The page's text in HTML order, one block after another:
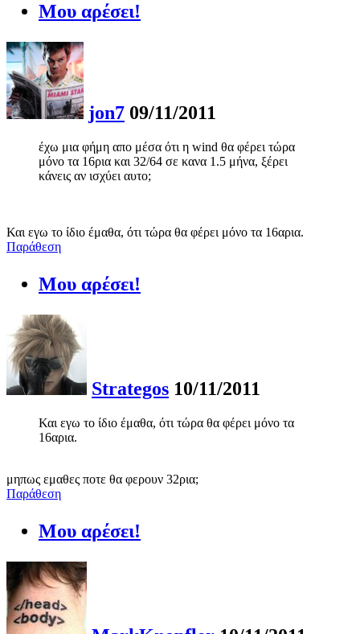
Μου αρέσει!
jon7 09/11/2011
έχω μια φήμη απο μέσα ότι η wind θα φέρει τώρα
μόνο τα 16ρια και 32/64 σε κανα 1.5 μήνα, ξέρει
κάνεις αν ισχύει αυτο;
Και εγω το ίδιο έμαθα, ότι τώρα θα φέρει μόνο τα 16αρια.
Παράθεση
Μου αρέσει!
Strategos 10/11/2011
Και εγω το ίδιο έμαθα, ότι τώρα θα φέρει μόνο τα
16αρια.
μηπως εμαθες ποτε θα φερουν 32ρια;
Παράθεση
Μου αρέσει!